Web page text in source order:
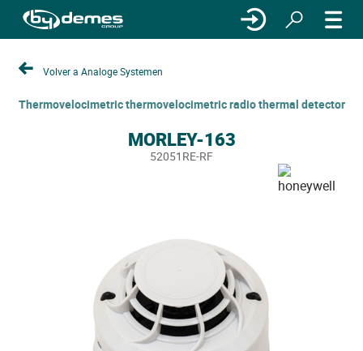
Volver a Analoge Systemen
Thermovelocimetric thermovelocimetric radio thermal detector
MORLEY-163
52051RE-RF